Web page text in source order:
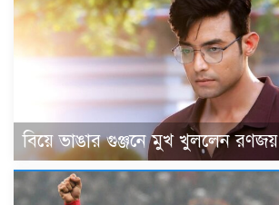
বিয়ে ভাঙার গুঞ্জনে মুখ খুললেন রণজয়